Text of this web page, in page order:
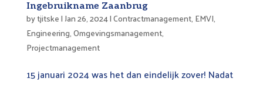
Ingebruikname Zaanbrug
bytjitske| Jan 26, 2024|Contractmanagement, EMVI,
Engineering,Omgevingsmanagement,
Projectmanagement
15 januari 2024 was het dan eindelijk zover! Nadat